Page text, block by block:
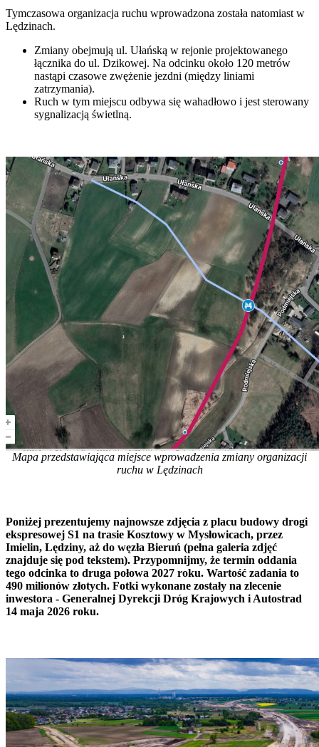
Tymczasowa organizacja ruchu wprowadzona została natomiast w
Lędzinach.
Zmiany obejmują ul. Ułańską w rejonie projektowanego
łącznika do ul. Dzikowej. Na odcinku około 120 metrów
nastąpi czasowe zwężenie jezdni (między liniami
zatrzymania).
Ruch w tym miejscu odbywa się wahadłowo i jest sterowany
sygnalizacją świetlną.
Mapa przedstawiająca miejsce wprowadzenia zmiany organizacji
ruchu w Lędzinach
Poniżej prezentujemy najnowsze zdjęcia z placu budowy drogi
ekspresowej S1 na trasie Kosztowy w Mysłowicach, przez
Imielin, Lędziny, aż do węzła Bieruń (pełna galeria zdjęć
znajduje się pod tekstem). Przypomnijmy, że termin oddania
tego odcinka to druga połowa 2027 roku. Wartość zadania to
490 milionów złotych. Fotki wykonane zostały na zlecenie
inwestora - Generalnej Dyrekcji Dróg Krajowych i Autostrad
14 maja 2026 roku.